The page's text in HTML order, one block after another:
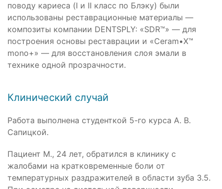
поводу кариеса (I и II класс по Блэку) были
использованы реставрационные материалы —
композиты компании DENTSPLY: «SDR™» — для
построения основы реставрации и «Ceram•X™
mono+» — для восстановления слоя эмали в
технике одной прозрачности.
Клинический случай
Работа выполнена студенткой 5-го курса А. В.
Сапицкой.
Пациент М., 24 лет, обратился в клинику с
жалобами на кратковременные боли от
температурных раздражителей в области зуба 3.5.